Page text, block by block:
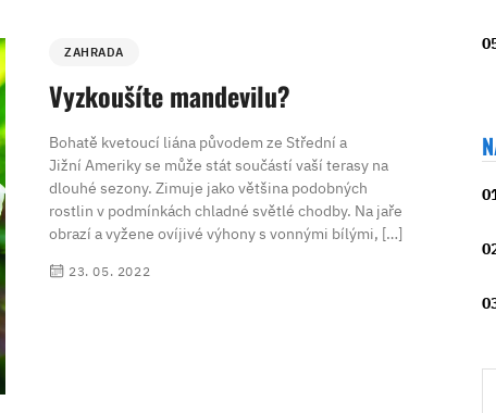
ZAHRADA
Vyzkoušíte mandevilu?
Bohatě kvetoucí liána původem ze Střední a
Jižní Ameriky se může stát součástí vaší terasy na
dlouhé sezony. Zimuje jako většina podobných
rostlin v podmínkách chladné světlé chodby. Na jaře
obrazí a vyžene ovíjivé výhony s vonnými bílými, […]
23. 05. 2022